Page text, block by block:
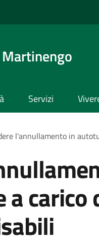
Servizi
l'annullamento in
carico